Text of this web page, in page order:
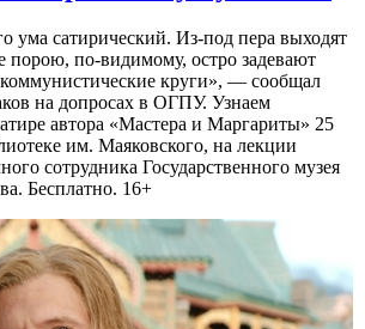
ума сатирический. Из-под пера выходят
порою, по-видимому, остро задевают
круги», — сообщал
на допросах в ОГПУ. Узнаем
автора «Мастера и Маргариты» 25
им. Маяковского, на лекции
сотрудника Государственного музея
Бесплатно. 16+